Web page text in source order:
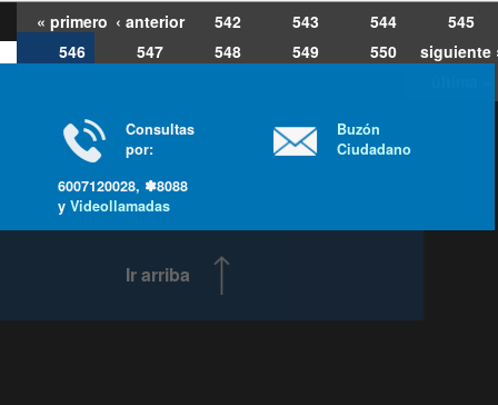
« primero ‹ anterior 542 543 544
545
546
547 548 549 550
siguiente
Consultas
por:
6007120028, ✽8088
yVideollamadas
Buzón
Ciudadano